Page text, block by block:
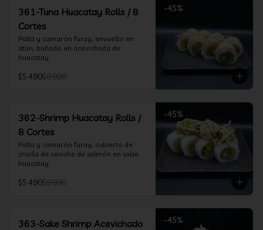
-45%
361-Tuna Huacatay Rolls / 8
Cortes
Palta y camarón furay, envuelto en
atún, bañado en acevichada de
huacatay
$5.490$9.990
-45%
362-Shrimp Huacatay Rolls /
8 Cortes
Palta y camarón furay, cubierto de
criolla de ceviche de salmón en salsa
huacatay
$5.490$9.990
-45%
363-Sake Shrimp Acevichado